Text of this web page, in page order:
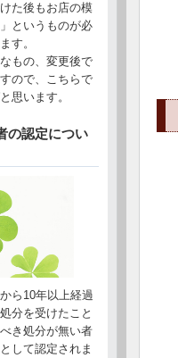
た後もお店の模
というものが必
す。
もの、変更後で
ので、こちらで
思います。
の認定につい
ら10年以上経過
分を受けたこと
き処分が無い者
して認定されま